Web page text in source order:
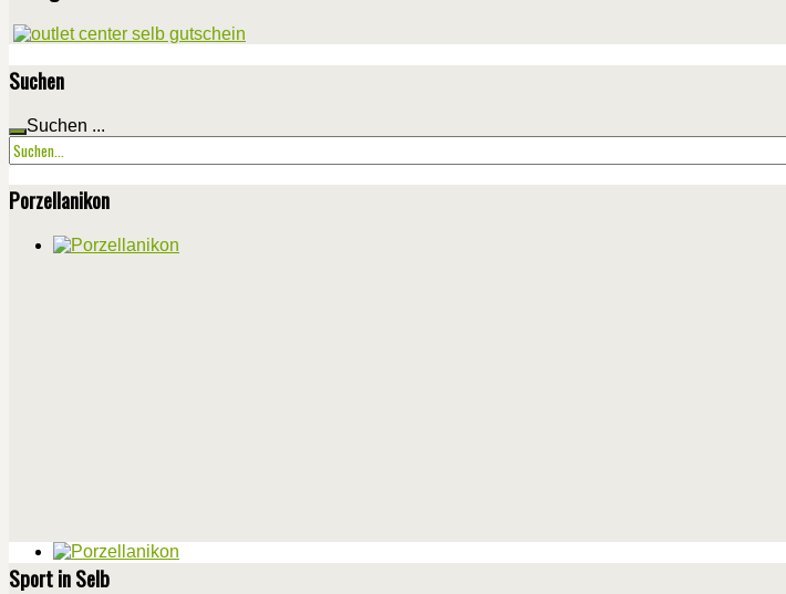
Suchen
Suchen ...
Porzellanikon
Sport in Selb